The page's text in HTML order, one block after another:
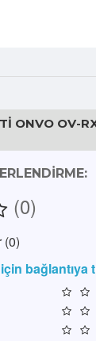
ONVO OV-
(0)
(0)
bağlantıya